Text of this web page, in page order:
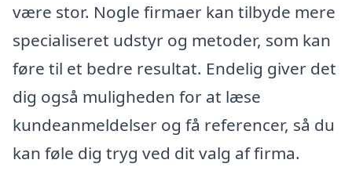
være stor. Nogle firmaer kan tilbyde mere
specialiseret udstyr og metoder, som kan
føre til et bedre resultat. Endelig giver det
dig også muligheden for at læse
kundeanmeldelser og få referencer, så du
kan føle dig tryg ved dit valg af firma.